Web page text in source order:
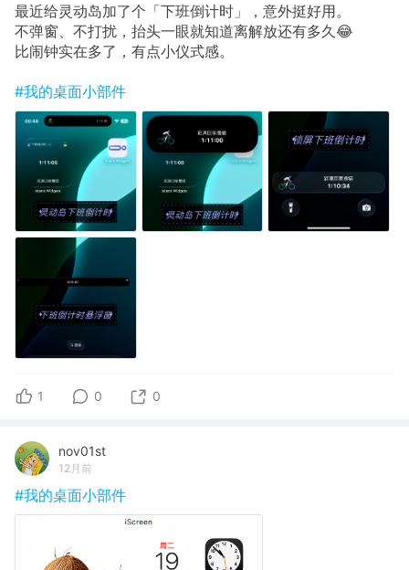
最近给灵动岛加了个「下班倒计时」，意外挺好用。
不弹窗、不打扰，抬头一眼就知道离解放还有多久😂
比闹钟实在多了，有点小仪式感。
#我的桌面小部件
1 0 0
nov01st
12月前
#我的桌面小部件